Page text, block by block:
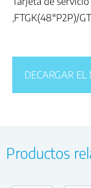
,FTGK(48*P2P)/
DECARGAR
Productos